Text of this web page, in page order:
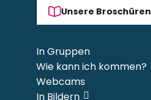
Unsere Broschüren
In Gruppen
Wie kann ich kommen?
Webcams
In Bildern